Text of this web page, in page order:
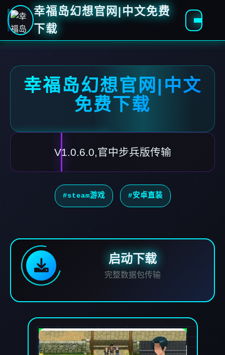
幸福岛幻想官网|中文免费
下载
幸福岛幻想官网|中文
免费下载
V1.0.6.0,官中步兵版传输
#steam游戏 #安卓直装
启动下载
完整数据包传输